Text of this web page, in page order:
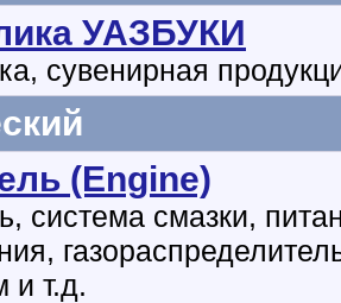
УАЗБУКИ
сувенирная
(Engine)
система смазки,
и т.д.